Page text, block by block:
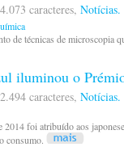
caracteres, Notícias.
de técnicas de microscopia
iluminou o
caracteres, Notícias.
2014 foi atribuído aos
consumo.